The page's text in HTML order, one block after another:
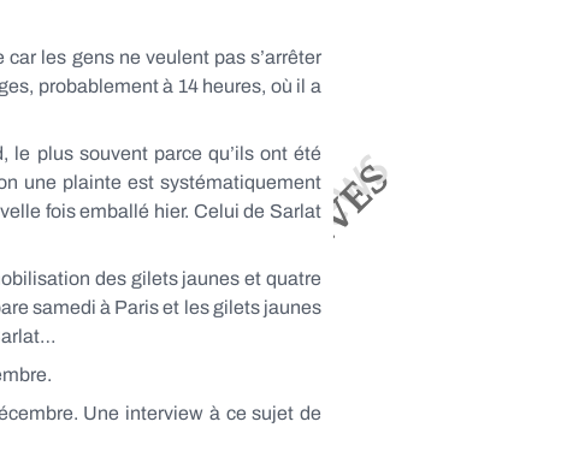
les gens ne veulent pas s’arrêter
probablement à 14 heures, où il a
le plus souvent parce qu’ils ont été
une plainte est systématiquement
fois emballé hier. Celui de Sarlat
des gilets jaunes et quatre
samedi à Paris et les gilets jaunes
Une interview à ce sujet de